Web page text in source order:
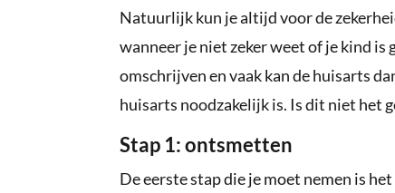
Natuurlijk kun je altijd voor de
wanneer je niet zeker weet of je kind is
omschrijven en vaak kan de huisarts
huisarts noodzakelijk is. Is dit niet het
Stap 1: ontsmetten
De eerste stap die je moet nemen is